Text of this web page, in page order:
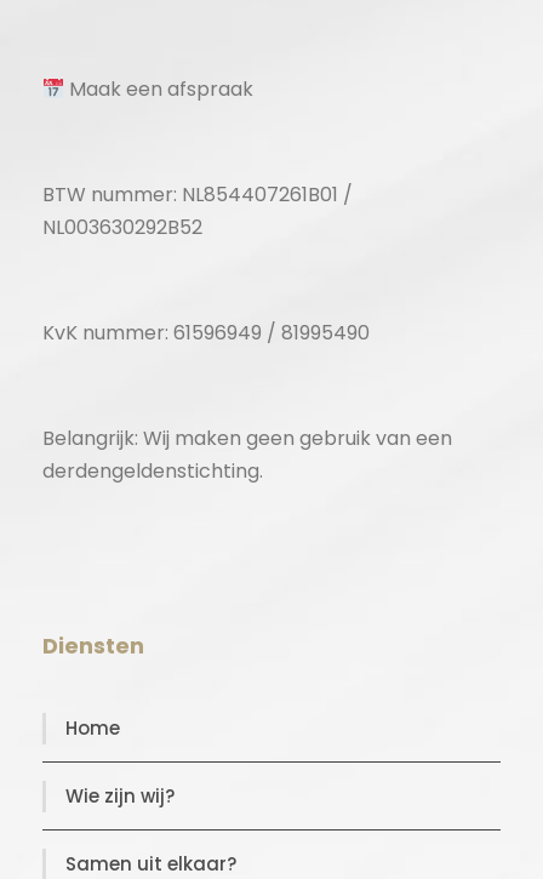
Maak een afspraak
BTW nummer: NL854407261B01 /
NL003630292B52
KvK nummer: 61596949 / 81995490
Belangrijk: Wij maken geen gebruik van een
derdengeldenstichting.
Diensten
Home
Wie zijn wij?
Samen uit elkaar?